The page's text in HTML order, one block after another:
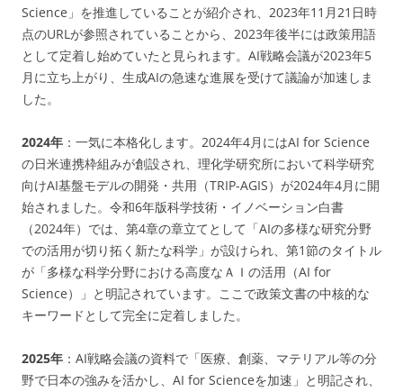
Science」を推進していることが紹介され、2023年11月21日時
点のURLが参照されていることから、2023年後半には政策用語
として定着し始めていたと見られます。AI戦略会議が2023年5
月に立ち上がり、生成AIの急速な進展を受けて議論が加速しま
した。
2024年 ：一気に本格化します。2024年4月にはAI for Science
の日米連携枠組みが創設され、理化学研究所において科学研究
向けAI基盤モデルの開発・共用（TRIP-AGIS）が2024年4月に開
始されました。令和6年版科学技術・イノベーション白書
（2024年）では、第4章の章立てとして「AIの多様な研究分野
での活用が切り拓く新たな科学」が設けられ、第1節のタイトル
が「多様な科学分野における高度なＡＩの活用（AI for
Science）」と明記されています。ここで政策文書の中核的な
キーワードとして完全に定着しました。
2025年 ：AI戦略会議の資料で「医療、創薬、マテリアル等の分
野で日本の強みを活かし、AI for Scienceを加速」と明記され、